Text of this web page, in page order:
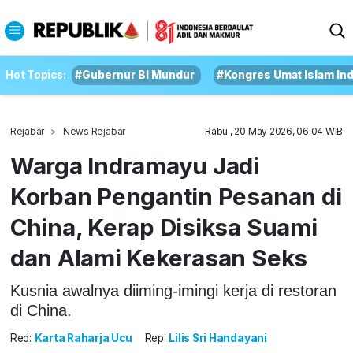
Hot Topics: #Gubernur BI Mundur #Kongres Umat Islam
Rejabar News Rejabar Rabu , 20 May 2026, 06:04 WIB
Warga Indramayu Jadi
Korban Pengantin Pesanan di
China, Kerap Disiksa Suami
dan Alami Kekerasan Seks
Kusnia awalnya diiming-imingi kerja di restoran
di China.
Red: Karta Raharja Ucu Rep: Lilis Sri Handayani